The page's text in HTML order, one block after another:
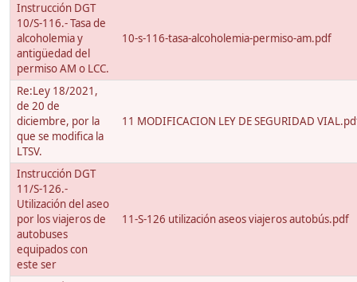
Instrucción DGT
10/S-116.- Tasa de
alcoholemia y
antigüedad del
permiso AM o LCC.
10-s-116-tasa-alcoholemia-permiso-am.pdf
Re:Ley 18/2021,
de 20 de
diciembre, por la
que se modifica la
LTSV.
11 MODIFICACION LEY DE SEGURIDAD
Instrucción DGT
11/S-126.-
Utilización del aseo
por los viajeros de
autobuses
equipados con
este ser
11-S-126 utilización aseos viajeros autobús.pdf